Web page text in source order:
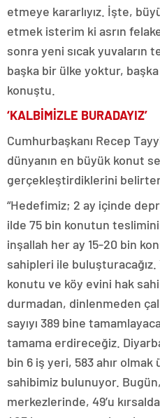
etmeye kararlıyız. İşte,
etmek isterim ki asrın
sonra yeni sıcak yuvaların
başka bir ülke yoktur,
konuştu.
‘KALBİMİZLE BURADAYIZ’
Cumhurbaşkanı Recep
dünyanın en büyük konut
gerçekleştirdiklerini
“Hedefimiz; 2 ay içinde
ilde 75 bin konutun
inşallah her ay 15-20 bin
sahipleri ile buluşturacağız.
konutu ve köy evini hak
durmadan, dinlenmeden
sayıyı 389 bine
tamama erdireceğiz.
bin 6 iş yeri, 583 ahır
sahibimiz bulunuyor.
merkezlerinde, 49’u